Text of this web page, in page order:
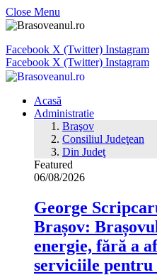
Close Menu
Facebook X (Twitter) Instagram
Facebook X (Twitter) Instagram
Acasă
Administratie
Braşov
Consiliul Judeţean
Din Judeţ
Featured
06/08/2026
George
Brașov:
energie, fără a
serviciile pentru